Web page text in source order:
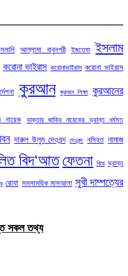
আল্লামা বাবুনগরী ইজতেমা ইসলাম
করোনা ভাইরাস করোনাভাইরাস করোনা ভাইরাস
কুরআন কুরআন শিক্ষা কুরআনের
নায়েক ডাক্তার জাকির নায়েকের ভ্রান্ত ধর্মমত
দারুল উলুম দেওবন্দ দেওবন্দ নসিহত নামাজ
বিদ‘আত ফেতনা বিয়ে ভ্রান্ত
রোযা সমসাময়িক মাসআলা সুখী দাম্পত্যের
সকল তথ্য